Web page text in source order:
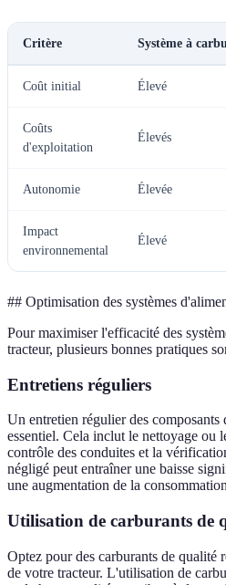
Critère Système à
Coût initial Élevé
Coûts
d'exploitation
Élevés
Autonomie Élevée
Impact
environnemental
Élevé
## Optimisation des systèmes
Pour maximiser l'efficacité des
tracteur, plusieurs bonnes pratiques
Entretiens réguliers
Un entretien régulier des composants
essentiel. Cela inclut le nettoyage ou
contrôle des conduites et la
négligé peut entraîner une baisse
une augmentation de la
Utilisation de carburants de
Optez pour des carburants de qualité
de votre tracteur. L'utilisation de